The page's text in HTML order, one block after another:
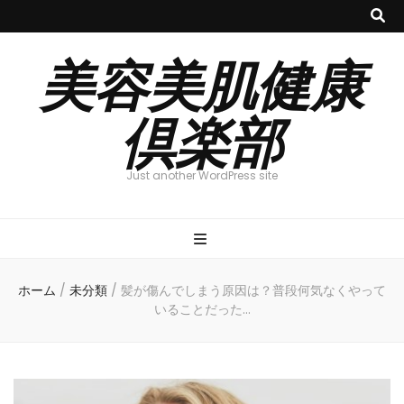
美容美肌健康
倶楽部
Just another WordPress site
ホーム / 未分類 / 髪が傷んでしまう原因は？普段何気なくやって
いることだった…